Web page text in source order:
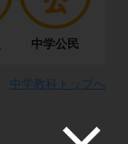
中学公民
中学教科トップへ